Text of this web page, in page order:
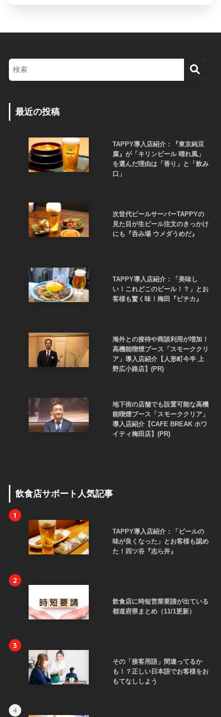
最近の投稿
TAPPY導入店紹介：『東京純豆
腐』が「キリンビール 晴れ風」
を選んだ理由は「香り」と「飲み
口」
次世代ビールサーバーTAPPYの
見た目が生ビール注文のきっかけ
にも『呑み場 ウメダうめだ』
TAPPY導入店紹介：「美味し
い！これどこのビール！？」とお
客様も驚く味！梅田『ピチカ』
海外との接待や商談利用が増加！
高機能喫煙ブース「スモーククリ
ア」導入店紹介【人形町今半 上
野広小路店】(PR)
地下街の店舗でも設置可能な高機
能喫煙ブース「スモーククリア」
導入店紹介【CAFE BREAK ホワ
イティ梅田店】(PR)
飲食店サポート人気記事
1
TAPPY導入店紹介：「ビールの
味が良くなった」とお客様も認め
た！四ツ谷『志ら井』
2
飲食店に時短営業要請が出ている
都道府県まとめ（11/1更新）
3
その「接客用語」間違ってるか
も！？正しい日本語でお客様をお
もてなししよう
4